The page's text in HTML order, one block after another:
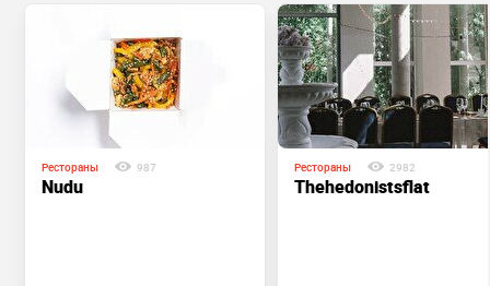
Рестораны 987
Nudu
Рестораны 2982
Thehedonistsflat